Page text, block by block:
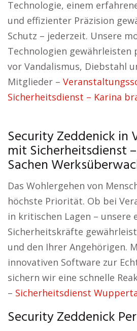
Technologie, einem
und effizienter Präzision
Schutz – jederzeit. Unsere
Technologien gewährleisten
vor Vandalismus, Diebstahl
Mitglieder –
Sicherheitsdienst – Karina
Security Zeddenick in
mit Sicherheitsdienst
Sachen
Das Wohlergehen von
höchste Priorität. Ob bei
in kritischen Lagen – unsere
Sicherheitskräfte
und den Ihrer Angehörigen.
innovativen Software zur
sichern wir eine schnelle
– Sicherheitsdienst
Security Zeddenick